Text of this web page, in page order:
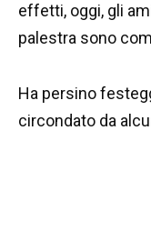
effetti, oggi, gli
palestra sono
Ha persino
circondato da